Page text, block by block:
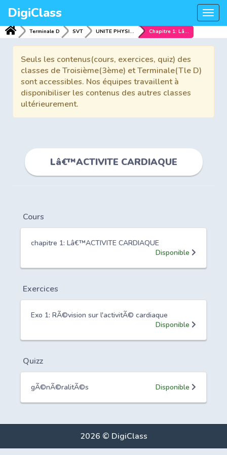
DigiClass
Terminale D SVT UNITE PHYSIOLOGIQUE DE Lâ€™ORGANISME Chapitre 1: Lâ€™ACTIVITE CARDIAQUE
Seuls les contenus(cours, exercices, quiz) des
classes de Troisième(3ème) et Terminale(Tle D)
sont accessibles. Nos équipes travaillent à
disponibiliser les contenus des autres classes
ultérieurement.
Lâ€™ACTIVITE CARDIAQUE
Cours
chapitre 1: Lâ€™ACTIVITE CARDIAQUE
Disponible
Exercices
Exo 1: RÃ©vision sur l'activitÃ© cardiaque
Disponible
Quizz
gÃ©nÃ©ralitÃ©s Disponible
2026 © DigiClass